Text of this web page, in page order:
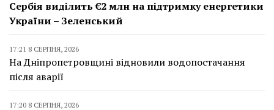
Сербія виділить €2 млн на підтримку енергетики
України – Зеленський
17:21 8 СЕРПНЯ, 2026
На Дніпропетровщині відновили водопостачання
після аварії
17:20 8 СЕРПНЯ, 2026